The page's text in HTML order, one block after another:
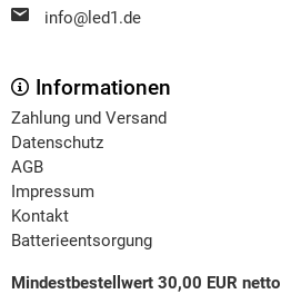
info@led1.de
Informationen
Zahlung und Versand
Datenschutz
AGB
Impressum
Kontakt
Batterieentsorgung
Mindestbestellwert 30,00 EUR netto